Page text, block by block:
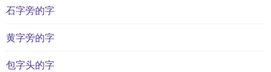
石字旁的字
黄字旁的字
包字头的字